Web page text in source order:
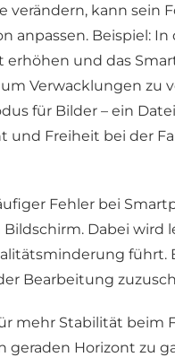
kann sein
anpassen. Beispiel:
und das
Verwacklungen zu
für Bilder – ein
und Freiheit bei der
Fehler bei
Dabei wird
führt.
Bearbeitung
mehr Stabilität beim
Horizont zu